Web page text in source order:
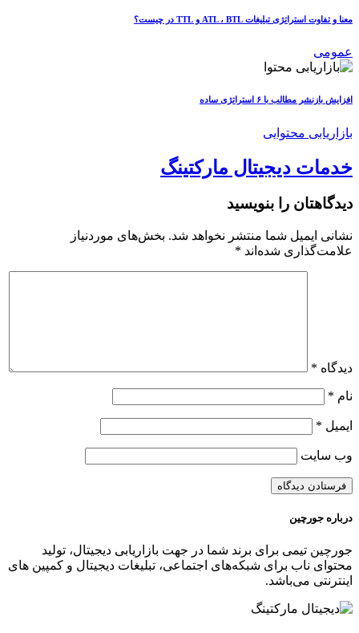
معنا و تفاوت استراتژی تبلیغات ATL ، BTL و TTL در چیست؟
عمومی
افزایش بازنشر مطالب با ۶ استراتژی ساده
بازاریابی محتوایی
خدمات دیجیتال مارکتینگ
دیدگاهتان را بنویسید
نشانی ایمیل شما منتشر نخواهد شد. بخش‌های موردنیاز
علامت‌گذاری شده‌اند *
دیدگاه *
نام *
ایمیل *
وب‌ سایت
درباره جورچین
جورچین تیمی برای برند شما در جهت بازاریابی دیجیتال، تولید
محتوای ناب برای شبکه‌های اجتماعی، تبلیغات دیجیتال و کمپین های
اینترنتی می‌باشد.